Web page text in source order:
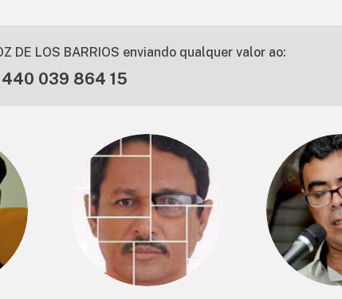
DE LOS BARRIOS enviando qualquer valor ao:
440 039 864 15